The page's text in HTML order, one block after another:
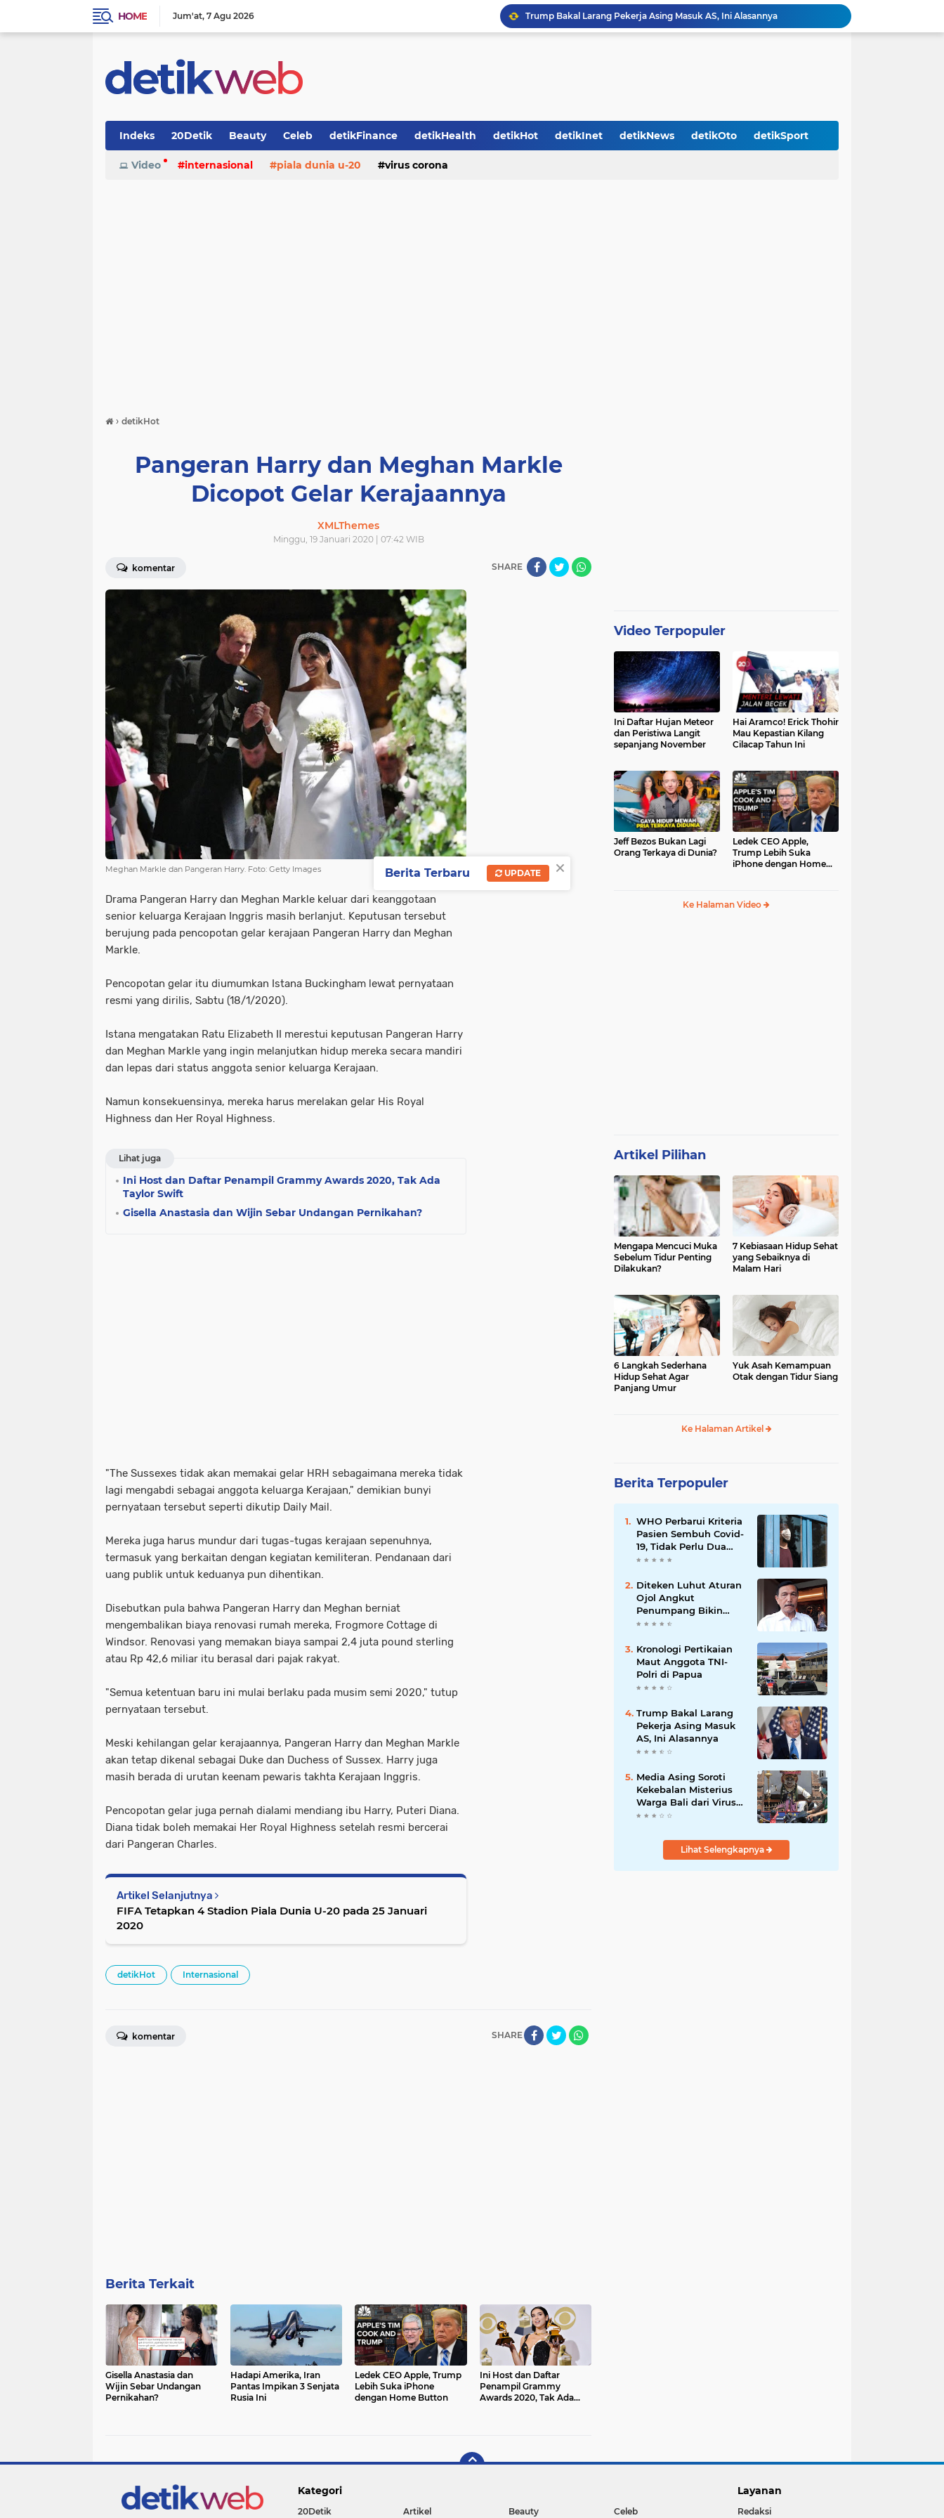
HOME Jum'at 7 Agu 2026
Trump Bakal Larang Pekerja Asing Masuk AS, Ini Alasannya
Media Asing Soroti Kekebalan Misterius Warga Bali dari Virus Corona
Kronologi Pertikaian Maut Anggota TNI-Polri di Papua
Sebaran 4.241 Kasus Corona di 34 Provinsi, DKI Jakarta Terbanyak
Indeks 20Detik Beauty Celeb detikFinance detikHealth detikHot detikInet detikNews detikOto detikSport
Video internasional piala dunia u-20 virus corona
› detikHot
Pangeran Harry dan Meghan Markle
Dicopot Gelar Kerajaannya
XMLThemes
Minggu, 19 Januari 2020 | 07:42 WIB
komentar SHARE
Meghan Markle dan Pangeran Harry. Foto: Getty Images
Drama Pangeran Harry dan Meghan Markle keluar dari keanggotaan
senior keluarga Kerajaan Inggris masih berlanjut. Keputusan tersebut
berujung pada pencopotan gelar kerajaan Pangeran Harry dan Meghan
Markle.
Pencopotan gelar itu diumumkan Istana Buckingham lewat pernyataan
resmi yang dirilis, Sabtu (18/1/2020).
Istana mengatakan Ratu Elizabeth II merestui keputusan Pangeran Harry
dan Meghan Markle yang ingin melanjutkan hidup mereka secara mandiri
dan lepas dari status anggota senior keluarga Kerajaan.
Namun konsekuensinya, mereka harus merelakan gelar His Royal
Highness dan Her Royal Highness.
Lihat juga
Ini Host dan Daftar Penampil Grammy Awards 2020, Tak Ada
Taylor Swift
Gisella Anastasia dan Wijin Sebar Undangan Pernikahan?
"The Sussexes tidak akan memakai gelar HRH sebagaimana mereka tidak
lagi mengabdi sebagai anggota keluarga Kerajaan," demikian bunyi
pernyataan tersebut seperti dikutip Daily Mail.
Mereka juga harus mundur dari tugas-tugas kerajaan sepenuhnya,
termasuk yang berkaitan dengan kegiatan kemiliteran. Pendanaan dari
uang publik untuk keduanya pun dihentikan.
Disebutkan pula bahwa Pangeran Harry dan Meghan berniat
mengembalikan biaya renovasi rumah mereka, Frogmore Cottage di
Windsor. Renovasi yang memakan biaya sampai 2,4 juta pound sterling
atau Rp 42,6 miliar itu berasal dari pajak rakyat.
"Semua ketentuan baru ini mulai berlaku pada musim semi 2020," tutup
pernyataan tersebut.
Meski kehilangan gelar kerajaannya, Pangeran Harry dan Meghan Markle
akan tetap dikenal sebagai Duke dan Duchess of Sussex. Harry juga
masih berada di urutan keenam pewaris takhta Kerajaan Inggris.
Pencopotan gelar juga pernah dialami mendiang ibu Harry, Puteri Diana.
Diana tidak boleh memakai Her Royal Highness setelah resmi bercerai
dari Pangeran Charles.
Artikel Selanjutnya
FIFA Tetapkan 4 Stadion Piala Dunia U-20 pada 25 Januari
2020
detikHot Internasional
SHARE
komentar
Berita Terkait
Gisella Anastasia dan
Wijin Sebar Undangan
Pernikahan?
Hadapi Amerika, Iran
Pantas Impikan 3 Senjata
Rusia Ini
Ledek CEO Apple, Trump
Lebih Suka iPhone
dengan Home Button
Ini Host dan Daftar
Penampil Grammy
Awards 2020, Tak Ada
Video Terpopuler
Ini Daftar Hujan Meteor
dan Peristiwa Langit
sepanjang November
Hai Aramco! Erick Thohir
Mau Kepastian Kilang
Cilacap Tahun Ini
Jeff Bezos Bukan Lagi
Orang Terkaya di Dunia?
Ledek CEO Apple,
Trump Lebih Suka
iPhone dengan Home
Ke Halaman Video
Artikel Pilihan
Mengapa Mencuci Muka
Sebelum Tidur Penting
Dilakukan?
7 Kebiasaan Hidup Sehat
yang Sebaiknya di
Malam Hari
6 Langkah Sederhana
Hidup Sehat Agar
Panjang Umur
Yuk Asah Kemampuan
Otak dengan Tidur Siang
Ke Halaman Artikel
Berita Terpopuler
WHO Perbarui Kriteria
Pasien Sembuh Covid-
19, Tidak Perlu Dua
Kali Swab Negatif
Diteken Luhut Aturan
Ojol Angkut
Penumpang Bikin
Bingung!
Kronologi Pertikaian
Maut Anggota TNI-
Polri di Papua
Trump Bakal Larang
Pekerja Asing Masuk
AS, Ini Alasannya
Media Asing Soroti
Kekebalan Misterius
Warga Bali dari Virus
Corona
Lihat Selengkapnya
Kategori
20Detik Artikel Beauty Celeb
Layanan
Redaksi
×
Berita Terbaru UPDATE